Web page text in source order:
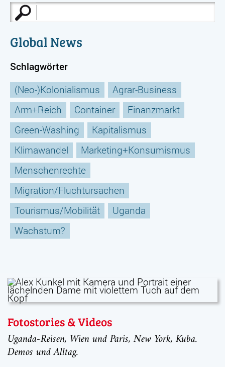
Suche
nach:
Global News
Schlagwörter
(Neo-)Kolonialismus
Agrar-Business
Arm+Reich
Container
Finanzmarkt
Green-Washing
Kapitalismus
Klimawandel
Marketing+Konsumismus
Menschenrechte
Migration/Fluchtursachen
Tourismus/Mobilität
Uganda
Wachstum?
Fotostories & Videos
Uganda-Reisen, Wien und Paris, New York, Kuba.
Demos und Alltag.